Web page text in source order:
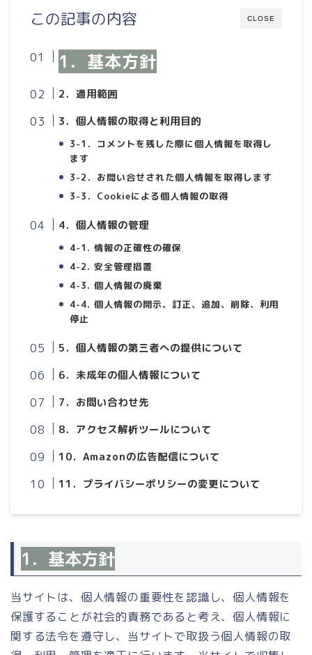
CLOSE
この記事の内容
1．基本方針
2．適用範囲
3．個人情報の取得と利用目的
3-1．コメントを残した際に個人情報を取得し
ます
3-2．お問い合せされた個人情報を取得します
3-3．Cookieによる個人情報の取得
4．個人情報の管理
4-1. 情報の正確性の確保
4-2. 安全管理措置
4-3. 個人情報の廃棄
4-4. 個人情報の開示、訂正、追加、削除、利用
停止
5．個人情報の第三者への提供について
6．未成年の個人情報について
7．お問い合わせ先
8．アクセス解析ツールについて
10．Amazonの広告配信について
11．プライバシーポリシーの変更について
1．基本方針
当サイトは、個人情報の重要性を認識し、個人情報を
保護することが社会的責務であると考え、個人情報に
関する法令を遵守し、当サイトで取扱う個人情報の取